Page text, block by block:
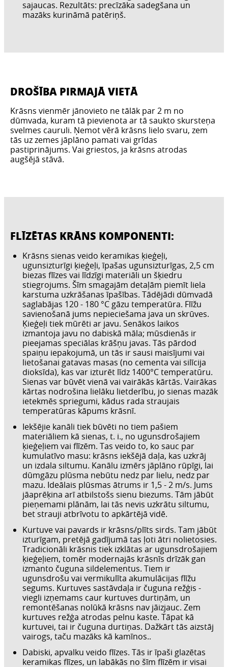
sajaucas. Rezultāts: precīzāka sadegšana un
mazāks kurināmā patēriņš.
DROŠĪBA PIRMAJĀ VIETĀ
Krāsns vienmēr jānovieto ne tālāk par 2 m no
dūmvada, kuram tā pievienota ar tā saukto skursteņa
svelmes cauruli. Ņemot vērā krāsns lielo svaru, zem
tās uz zemes jāplāno pamati vai grīdas
pastiprinājums. Vai griestos, ja krāsns atrodas
augšējā stāvā.
FLĪZĒTAS KRĀNS KOMPONENTI:
Krāsns sienas veido keramikas ķieģeļi,
ugunsizturīgi ķieģeļi, īpašas ugunsizturīgas, 2,5 cm
biezas flīzes vai līdzīgi materiāli un šķiedru
stiegrojums. Šīm smagajām detaļām piemīt liela
karstuma uzkrāšanas īpašības. Tādējādi dūmvadā
saglabājas 120 - 180 °C gāzu temperatūra. Flīžu
savienošanā jums nepieciešama java un skrūves.
Ķieģeļi tiek mūrēti ar javu. Senākos laikos
izmantoja javu no dabiskā māla; mūsdienās ir
pieejamas speciālas krāšņu javas. Tās pārdod
spaiņu iepakojumā, un tās ir sausi maisījumi vai
lietošanai gatavas masas (no cementa vai silīcija
dioksīda), kas var izturēt līdz 1400°C temperatūru.
Sienas var būvēt vienā vai vairākās kārtās. Vairākas
kārtas nodrošina lielāku lietderību, jo sienas mazāk
ietekmēs spriegumi, kādus rada straujais
temperatūras kāpums krāsnī.
Iekšējie kanāli tiek būvēti no tiem pašiem
materiāliem kā sienas, t. i., no ugunsdrošajiem
ķieģeļiem vai flīzēm. Tas veido to, ko sauc par
kumulatīvo masu: krāsns iekšējā daļa, kas uzkrāj
un izdala siltumu. Kanālu izmērs jāplāno rūpīgi, lai
dūmgāzu plūsma nebūtu nedz par lielu, nedz par
mazu. Ideālais plūsmas ātrums ir 1,5 - 2 m/s. Jums
jāaprēķina arī atbilstošs sienu biezums. Tām jābūt
pieņemami plānām, lai tās nevis uzkrātu siltumu,
bet strauji atbrīvotu to apkārtējā vidē.
Kurtuve vai pavards ir krāsns/plīts sirds. Tam jābūt
izturīgam, pretējā gadījumā tas ļoti ātri nolietosies.
Tradicionāli krāsnis tiek izklātas ar ugunsdrošajiem
ķieģeļiem, tomēr modernajās krāsnīs drīzāk gan
izmanto čuguna sildelementus. Tiem ir
ugunsdrošu vai vermikulīta akumulācijas flīžu
segums. Kurtuves sastāvdaļa ir čuguna režģis -
viegli izņemams caur kurtuves durtiņām, un
remontēšanas nolūkā krāsns nav jāizjauc. Zem
kurtuves režģa atrodas pelnu kaste. Tāpat kā
kurtuvei, tai ir čuguna durtiņas. Dažkārt tās aizstāj
vairogs, taču mazāks kā kamīnos..
Dabiski, apvalku veido flīzes. Tās ir īpaši glazētas
keramikas flīzes, un labākās no šīm flīzēm ir visai